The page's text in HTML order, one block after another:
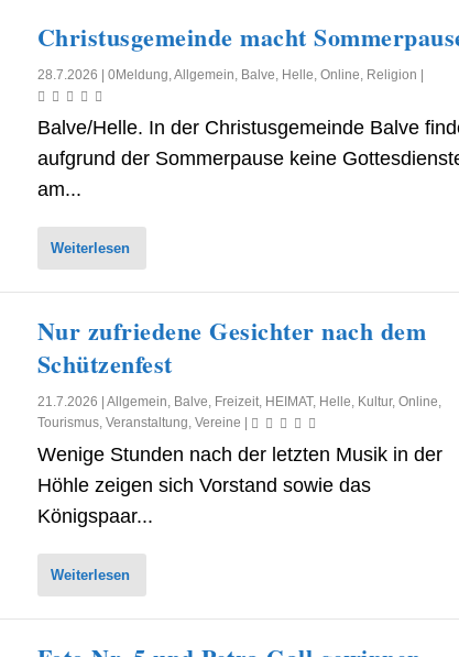
Christusgemeinde macht
28.7.2026 0Meldung,Allgemein, Balve, Helle, Online, Religion
Balve/Helle. In der Christusgemeinde Balve
aufgrund der Sommerpause keine
am...
Weiterlesen
Nur zufriedene Gesichter nach dem
Schützenfest
21.7.2026 Allgemein, Balve, Freizeit, HEIMAT, Helle, Kultur, Online,
Tourismus, Veranstaltung, Vereine
Wenige Stunden nach der letzten Musik in der
Höhle zeigen sich Vorstand sowie das
Königspaar...
Weiterlesen